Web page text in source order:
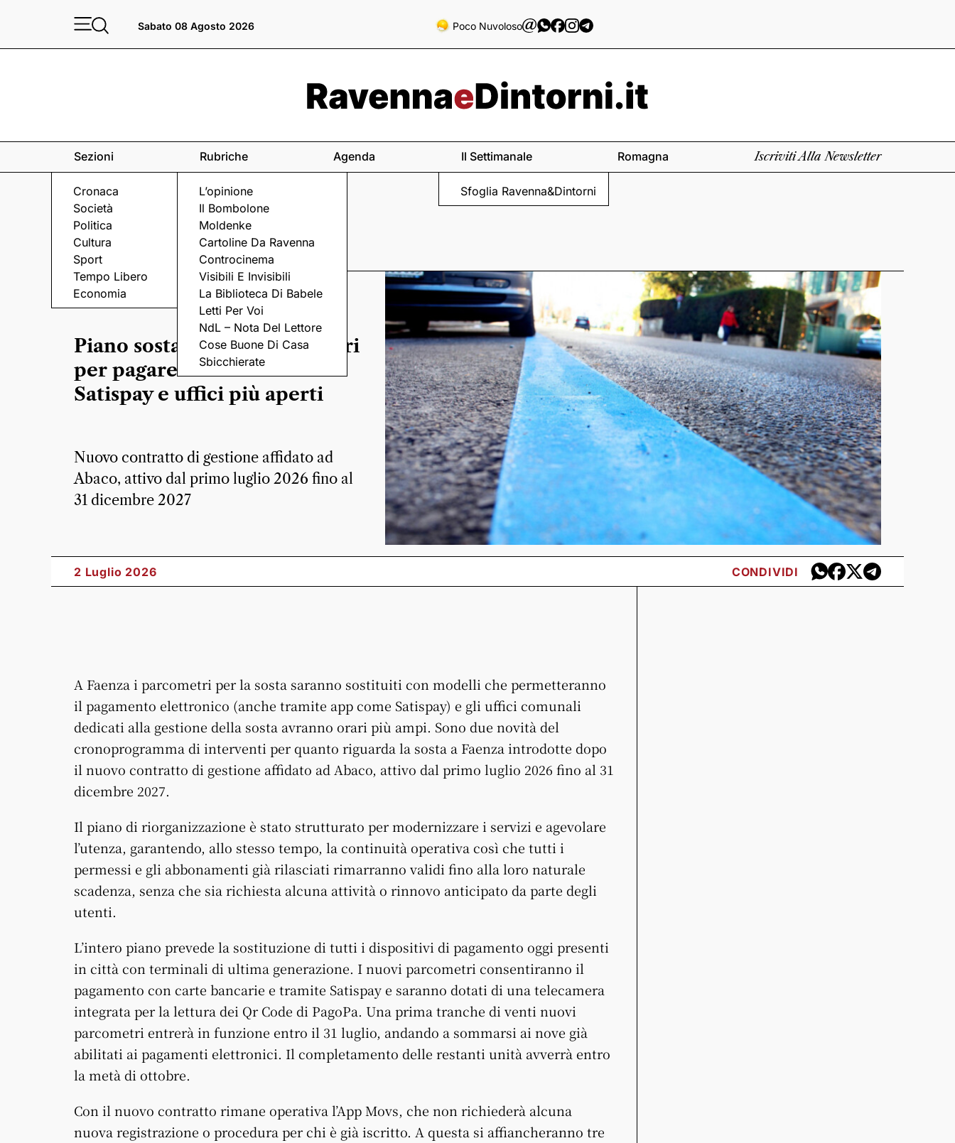
Sabato 08 Agosto 2026 Poco Nuvoloso
Sezioni
Cronaca
Società
Politica
Cultura
Sport
Tempo Libero
Economia
Rubriche
L’opinione
Il Bombolone
Moldenke
Cartoline Da Ravenna
Controcinema
Visibili E Invisibili
La Biblioteca Di Babele
Letti Per Voi
NdL – Nota Del Lettore
Cose Buone Di Casa
Sbicchierate
Agenda Il Settimanale
Sfoglia Ravenna&Dintorni
Romagna Iscriviti Alla Newsletter
FAENZA
Piano sosta: nuovi parcometri
per pagare anche con
Satispay e uffici più aperti
Nuovo contratto di gestione affidato ad
Abaco, attivo dal primo luglio 2026 fino al
31 dicembre 2027
2 Luglio 2026 CONDIVIDI
A Faenza i parcometri per la sosta saranno sostituiti con modelli che permetteranno
il pagamento elettronico (anche tramite app come Satispay) e gli uffici comunali
dedicati alla gestione della sosta avranno orari più ampi. Sono due novità del
cronoprogramma di interventi per quanto riguarda la sosta a Faenza introdotte dopo
il nuovo contratto di gestione affidato ad Abaco, attivo dal primo luglio 2026 fino al 31
dicembre 2027.
Il piano di riorganizzazione è stato strutturato per modernizzare i servizi e agevolare
l’utenza, garantendo, allo stesso tempo, la continuità operativa così che tutti i
permessi e gli abbonamenti già rilasciati rimarranno validi fino alla loro naturale
scadenza, senza che sia richiesta alcuna attività o rinnovo anticipato da parte degli
utenti.
L’intero piano prevede la sostituzione di tutti i dispositivi di pagamento oggi presenti
in città con terminali di ultima generazione. I nuovi parcometri consentiranno il
pagamento con carte bancarie e tramite Satispay e saranno dotati di una telecamera
integrata per la lettura dei Qr Code di PagoPa. Una prima tranche di venti nuovi
parcometri entrerà in funzione entro il 31 luglio, andando a sommarsi ai nove già
abilitati ai pagamenti elettronici. Il completamento delle restanti unità avverrà entro
la metà di ottobre.
Con il nuovo contratto rimane operativa l’App Movs, che non richiederà alcuna
nuova registrazione o procedura per chi è già iscritto. A questa si affiancheranno tre